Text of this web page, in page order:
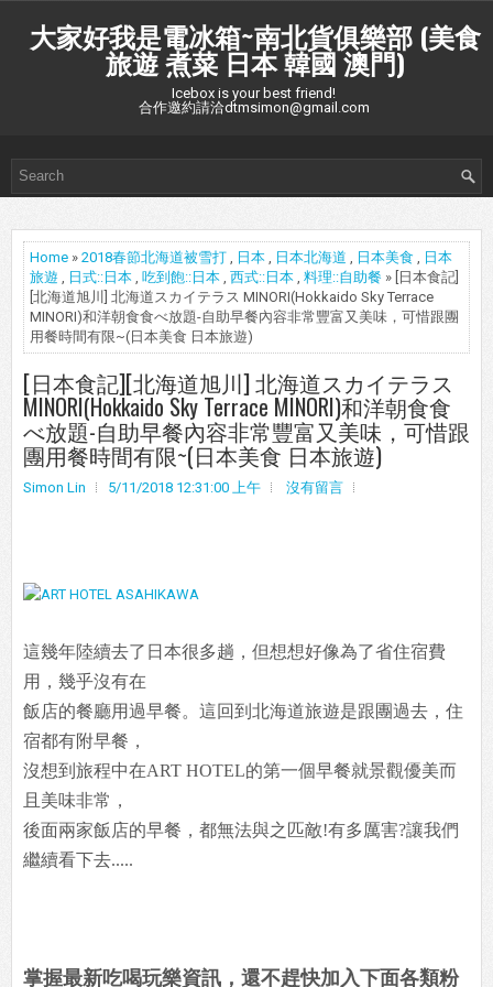
大家好我是電冰箱~南北貨俱樂部 (美食
旅遊 煮菜 日本 韓國 澳門)
Icebox is your best friend!
合作邀約請洽dtmsimon@gmail.com
Home » 2018春節北海道被雪打 , 日本 , 日本北海道 , 日本美食 , 日本
旅遊 , 日式::日本 , 吃到飽::日本 , 西式::日本 , 料理::自助餐 » [日本食記]
[北海道旭川] 北海道スカイテラス MINORI(Hokkaido Sky Terrace
MINORI)和洋朝食食べ放題-自助早餐內容非常豐富又美味，可惜跟團
用餐時間有限~(日本美食 日本旅遊)
[日本食記][北海道旭川] 北海道スカイテラス
MINORI(Hokkaido Sky Terrace MINORI)和洋朝食食
べ放題-自助早餐內容非常豐富又美味，可惜跟
團用餐時間有限~(日本美食 日本旅遊)
Simon Lin 5/11/2018 12:31:00 上午 沒有留言
這幾年陸續去了日本很多趟，但想想好像為了省住宿費
用，幾乎沒有在
飯店的餐廳用過早餐。這回到北海道旅遊是跟團過去，住
宿都有附早餐，
沒想到旅程中在ART HOTEL的第一個早餐就景觀優美而
且美味非常，
後面兩家飯店的早餐，都無法與之匹敵!有多厲害?讓我們
繼續看下去.....
掌握最新吃喝玩樂資訊，還不趕快加入下面各類粉